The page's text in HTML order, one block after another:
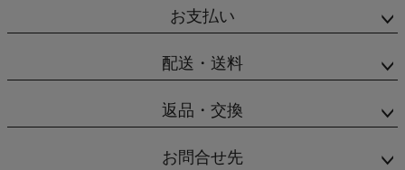
お支払い
配送・送料
返品・交換
お問合せ先